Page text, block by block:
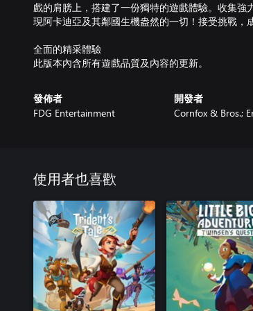
戲的肩膀上，搭建了一份獨特的遊戲體驗。收集
現阿卡迪亞及其鄰國生機盎然的一切！接受挑戰，
全面的精采體驗
此版本內含所有遊戲品質及內容的更新。
發佈者
FDG Entertainment
開發者
Cornfox & Bros.;
使用者也喜歡